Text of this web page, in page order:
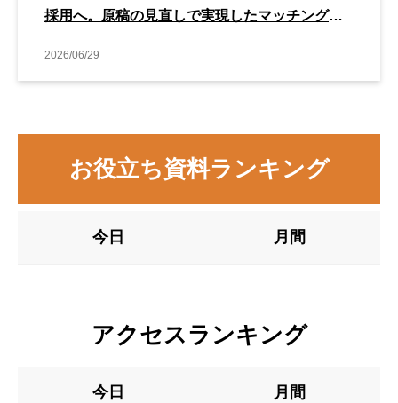
採用へ。原稿の見直しで実現したマッチング改
2026/06/29
お役立ち資料ランキング
今日 月間
アクセスランキング
今日 月間